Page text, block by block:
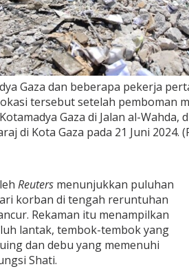
Gaza dan beberapa pekerja
tersebut setelah pemboman
Gaza di Jalan al-Wahda,
di Kota Gaza pada 21 Juni 2024.
Reuters menunjukkan puluhan
korban di tengah reruntuhan
Rekaman itu menampilkan
lantak, tembok-tembok yang
dan debu yang memenuhi
Shati.